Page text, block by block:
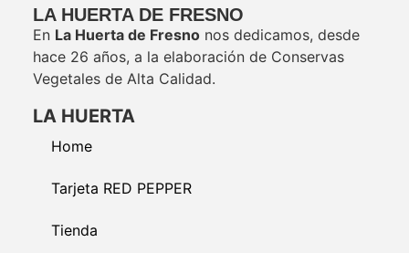
LA HUERTA DE FRESNO
En La Huerta de Fresnonos dedicamos, desde
hace 26 años, a la elaboración de Conservas
Vegetales de Alta Calidad.
LA HUERTA
Home
Tarjeta RED PEPPER
Tienda